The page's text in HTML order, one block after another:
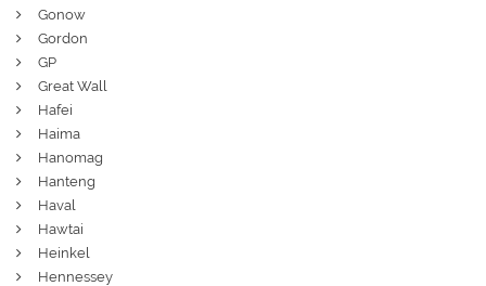
Gonow
Gordon
GP
Great Wall
Hafei
Haima
Hanomag
Hanteng
Haval
Hawtai
Heinkel
Hennessey